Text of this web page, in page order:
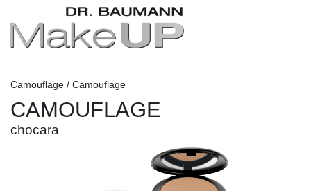
Camouflage / Camouflage
CAMOUFLAGE
chocara